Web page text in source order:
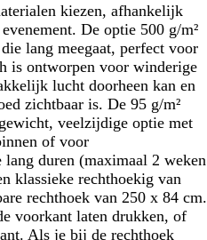
kiezen, afhankelijk
De optie 500 g/m²
lang meegaat, perfect voor
is ontworpen voor winderige
lucht doorheen kan en
zichtbaar is. De 95 g/m²
veelzijdige optie met
of voor
duren (maximaal 2 weken
klassieke rechthoekig van
rechthoek van 250 x 84 cm.
voorkant laten drukken, of
Als je bij de rechthoek